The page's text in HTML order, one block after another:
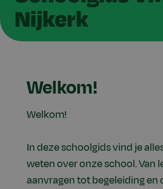
Nijkerk
Welkom!
Welkom!
In deze schoolgids vind je
weten over onze school. Van
aanvragen tot begeleiding en